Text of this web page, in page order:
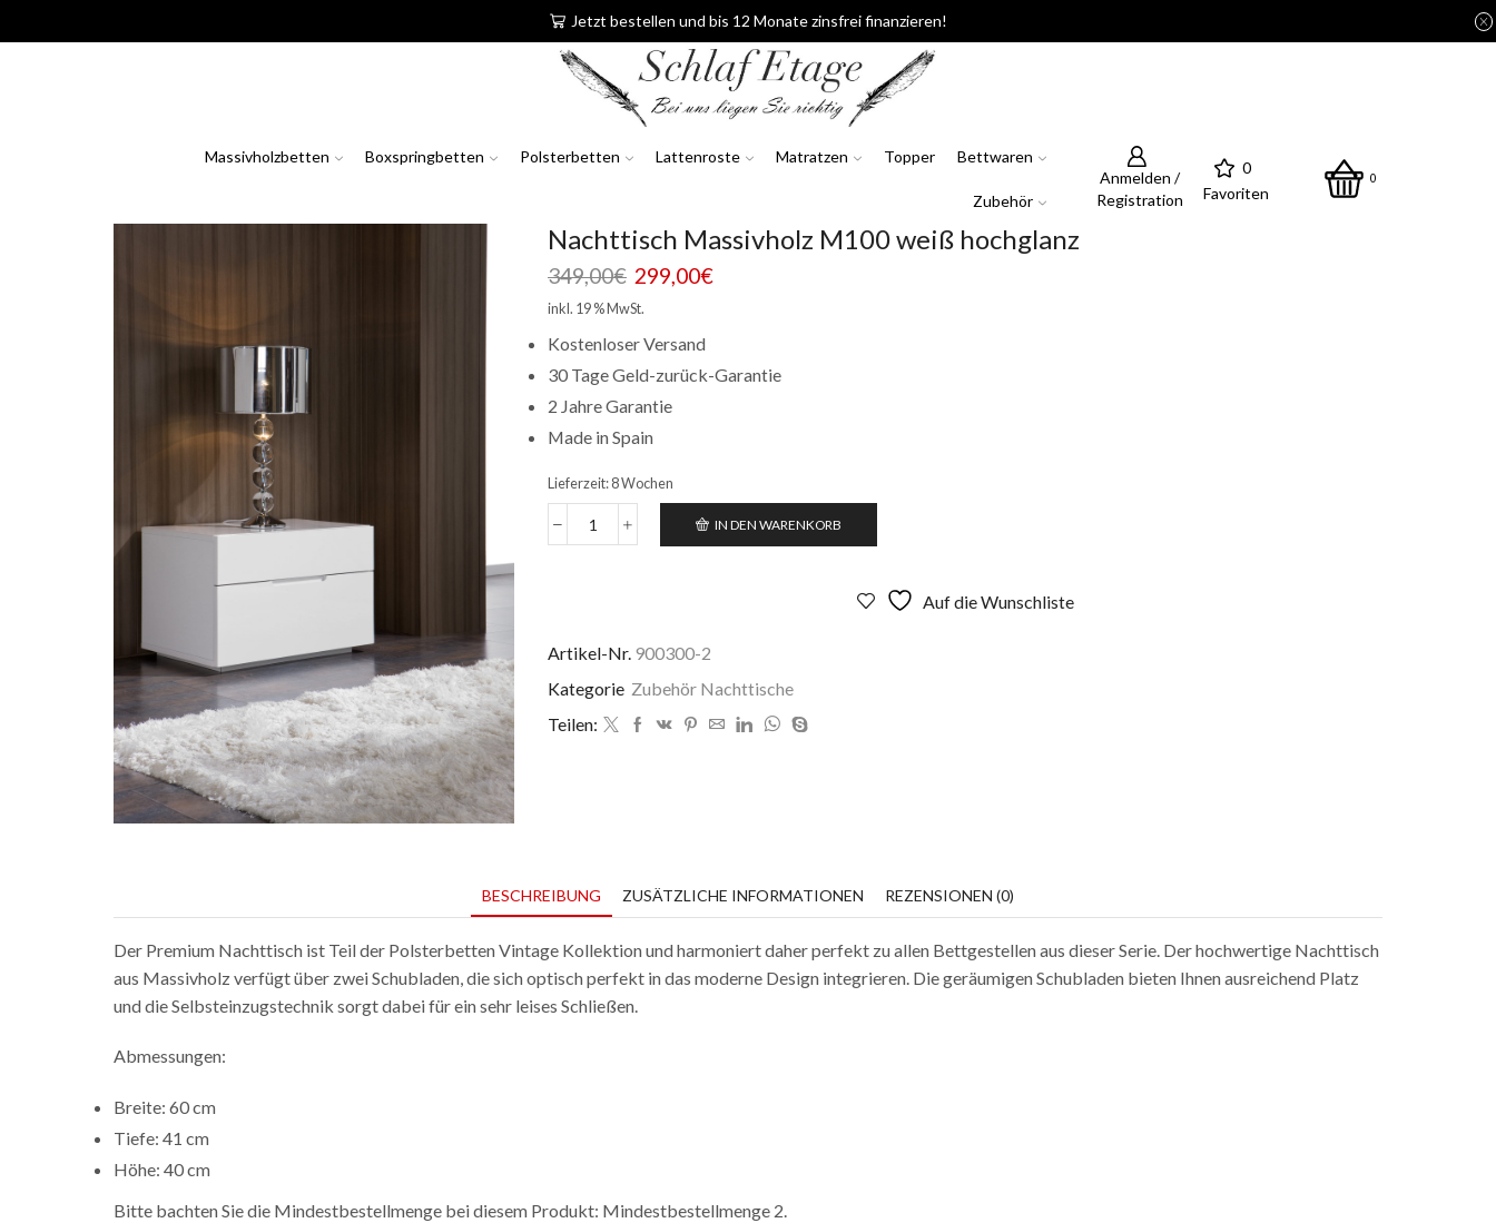
Jetzt bestellen und bis 12 Monate zinsfrei finanzieren!
Massivholzbetten Boxspringbetten Polsterbetten Lattenroste Matratzen Topper Bettwaren
Zubehör
Anmelden /
Registration
0
Favoriten
0
Nachttisch Massivholz M100 weiß hochglanz
349,00€ Ursprünglicher
Preis
349,00€
299,00€Aktueller
inkl. 19 % MwSt.
Kostenloser Versand
30 Tage Geld-zurück-Garantie
2 Jahre Garantie
Made in Spain
Lieferzeit: 8 Wochen
Nachttisch
Menge
IN DEN WARENKORB
Auf die Wunschliste
Artikel-Nr. 900300-2
Kategorie Zubehör Nachttische
Teilen:
BESCHREIBUNG ZUSÄTZLICHE INFORMATIONEN REZENSIONEN (0)
Der Premium Nachttisch ist Teil der Polsterbetten Vintage Kollektion und harmoniert daher perfekt zu allen Bettgestellen aus dieser Serie. Der hochwertige Nachttisch
aus Massivholz verfügt über zwei Schubladen, die sich optisch perfekt in das moderne Design integrieren. Die geräumigen Schubladen bieten Ihnen ausreichend Platz
und die Selbsteinzugstechnik sorgt dabei für ein sehr leises Schließen.
Abmessungen:
Breite: 60 cm
Tiefe: 41 cm
Höhe: 40 cm
Bitte bachten Sie die Mindestbestellmenge bei diesem Produkt: Mindestbestellmenge 2.